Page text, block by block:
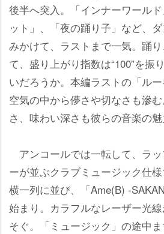
後半へ突入。「インナーワール
ット」、「夜の踊り子」など、
みかけて、ラストまで一気。踊
て、盛り上がり指数は“100”を振
いだろうか。本編ラストの「ル
空気の中から儚さや切なさも滲
さ、味わい深さも彼らの音楽の魅
アンコールでは一転して、ラ
ーが並ぶクラブミュージック仕
横一列に並び、「Ame(B) -
始まり。カラフルなレーザー光
そぐ。「ミュージック」の途中ま